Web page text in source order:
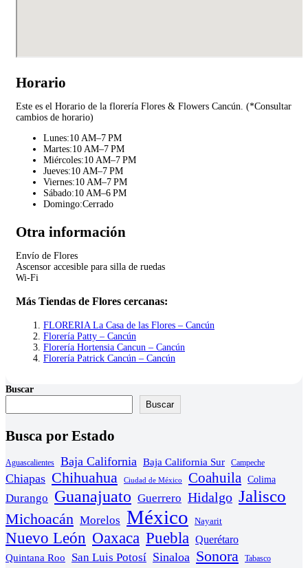
Horario
Este es el Horario de la florería Flores & Flowers Cancún. (*Consultar
cambios de horario)
Lunes:10 AM–7 PM
Martes:10 AM–7 PM
Miércoles:10 AM–7 PM
Jueves:10 AM–7 PM
Viernes:10 AM–7 PM
Sábado:10 AM–6 PM
Domingo:Cerrado
Otra información
Envío de Flores
Ascensor accesible para silla de ruedas
Wi-Fi
Más Tiendas de Flores cercanas:
FLORERIA La Casa de las Flores – Cancún
Florería Patty – Cancún
Florería Hortensia Cancun – Cancún
Florería Patrick Cancún – Cancún
Buscar
Buscar
Busca por Estado
Aguascalientes Baja California Baja California Sur Campeche
Chiapas Chihuahua Ciudad de México Coahuila Colima
Durango Guanajuato Guerrero Hidalgo Jalisco
Michoacán Morelos México Nayarit
Nuevo León Oaxaca Puebla Querétaro
Quintana Roo San Luis Potosí Sinaloa Sonora Tabasco